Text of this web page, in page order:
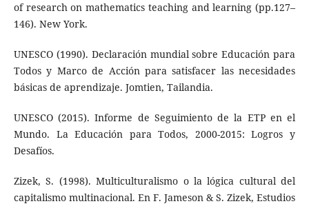
of research on mathematics teaching and learning (pp.127–
146). New York.
UNESCO (1990). Declaración mundial sobre Educación para
Todos y Marco de Acción para satisfacer las necesidades
básicas de aprendizaje. Jomtien, Tailandia.
UNESCO (2015). Informe de Seguimiento de la ETP en el
Mundo. La Educación para Todos, 2000-2015: Logros y
Desafíos.
Zizek, S. (1998). Multiculturalismo o la lógica cultural del
capitalismo multinacional. En F. Jameson & S. Zizek, Estudios